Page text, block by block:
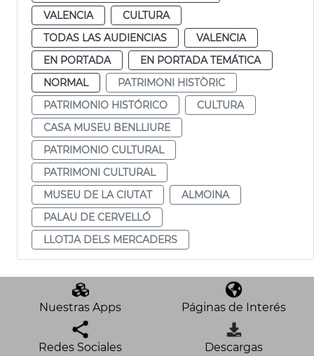
VALENCIA
CULTURA
TODAS LAS AUDIENCIAS
VALENCIA
EN PORTADA
EN PORTADA TEMÁTICA
NORMAL
PATRIMONI HISTÒRIC
PATRIMONIO HISTÓRICO
CULTURA
CASA MUSEU BENLLIURE
PATRIMONIO CULTURAL
PATRIMONI CULTURAL
MUSEU DE LA CIUTAT
ALMOINA
PALAU DE CERVELLÓ
LLOTJA DELS MERCADERS
Nuestras Apps Páginas de Interés
Redes Sociales Descargas